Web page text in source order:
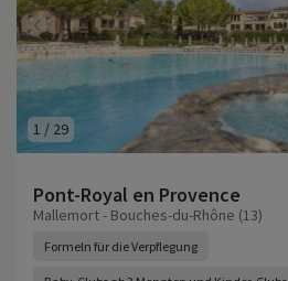
1 / 29
Pont-Royal en Provence
Mallemort - Bouches-du-Rhône (13)
Formeln für die Verpflegung